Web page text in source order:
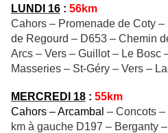
LUNDI 16 : 56km
Cahors – Promenade de Coty
de Regourd – D653 – Chemin
Arcs – Vers – Guillot – Le Bosc
Masseries – St-Géry – Vers –
MERCREDI 18 : 55km
Cahors – Arcambal – Concots
km à gauche D197 – Berganty